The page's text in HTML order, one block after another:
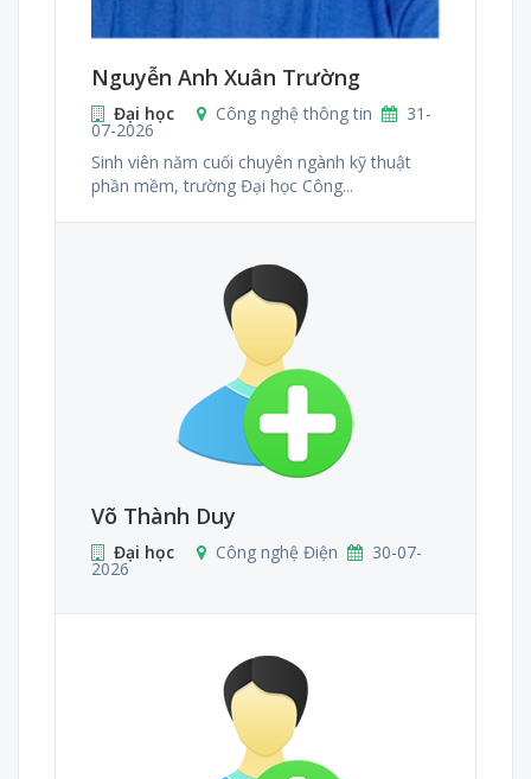
Nguyễn Anh Xuân Trường
Đại học Công nghệ thông tin 31-
07-2026
Sinh viên năm cuối chuyên ngành kỹ thuật
phần mềm, trường Đại học Công...
Võ Thành Duy
Đại học Công nghệ Điện 30-07-
2026